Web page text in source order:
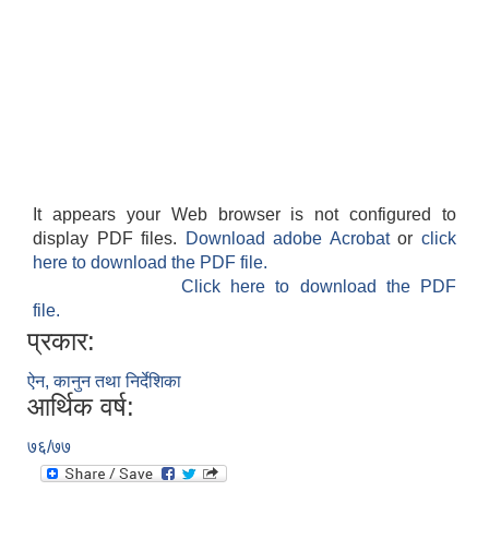
It appears your Web browser is not configured to
display PDF files.
Download adobe Acrobatorclick
here to download the PDF file.
Click here to download the PDF
file.
प्रकार:
ऐन, कानुन तथा निर्देशिका
आर्थिक वर्ष:
७६/७७